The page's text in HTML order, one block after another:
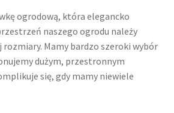
ogrodową, która elegancko
naszego ogrodu należy
rozmiary. Mamy bardzo szeroki wybór
dużym, przestronnym
się, gdy mamy niewiele